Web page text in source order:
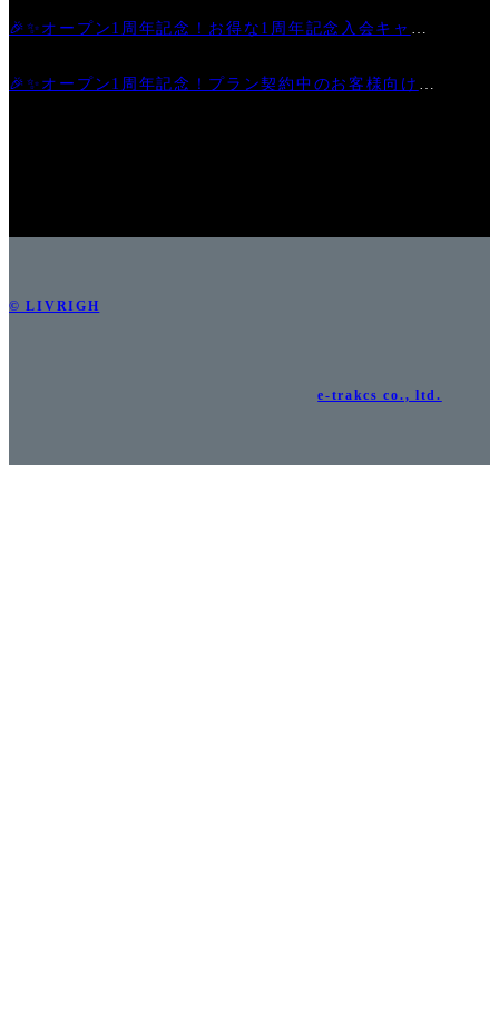
🎉✨オープン1周年記念！お得な1周年記念入会キャン
🎉✨オープン1周年記念！プラン契約中のお客様向けキ
© LIVRIGH
e-trakcs co., ltd.